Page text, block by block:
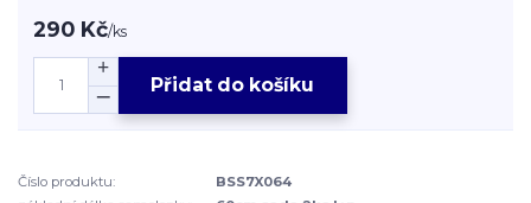
290 Kč/ks
Přidat do košíku
Číslo produktu:
BSS7X064